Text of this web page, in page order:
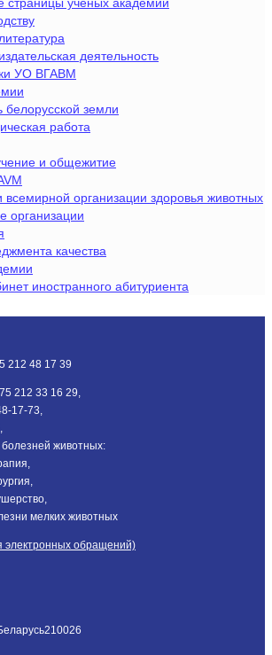
деятельность
УО ВГАВМ
белорусской земли
работа
и общежитие
всемирной организации здоровья животных
организации
качества
иностранного абитуриента
212 48 17 39
212 33 16 29,
17-73,
болезней животных:
мелких животных
электронных обращений)
210026